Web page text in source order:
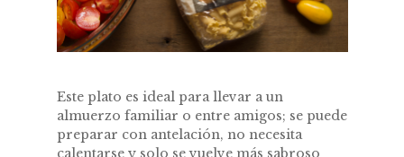
Este plato es ideal para llevar a un
almuerzo familiar o entre amigos; se puede
preparar con antelación, no necesita
calentarse y solo se vuelve más sabroso